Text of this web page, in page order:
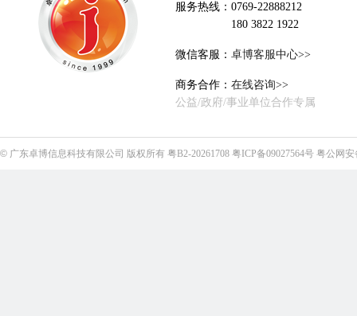
服务热线：0769-22888212
180 3822 1922
微信客服： 卓博客服中心>>
商务合作： 在线咨询>>
公益/政府/事业单位合作专属
© 广东卓博信息科技有限公司 版权所有 粤B2-20261708 粤ICP备09027564号 粤公网安